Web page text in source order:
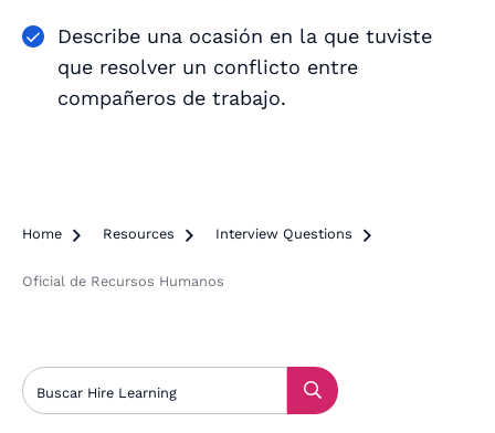
Describe una ocasión en la que tuviste
que resolver un conflicto entre
compañeros de trabajo.
Home  Resources  Interview Questions 
Oficial de Recursos Humanos